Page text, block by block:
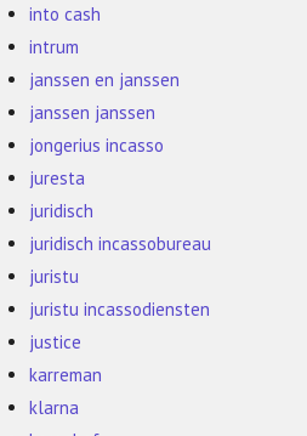
into cash
intrum
janssen en janssen
janssen janssen
jongerius incasso
juresta
juridisch
juridisch incassobureau
juristu
juristu incassodiensten
justice
karreman
klarna